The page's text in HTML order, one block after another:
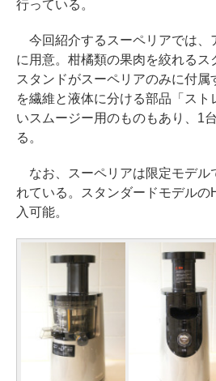
行っている。
今回紹介するスーペリアでは、
に用意。柑橘類の果肉を絞れるス
スタンドがスーペリアのみに付属
を繊維と液体に分ける部品「スト
いスムージー用のものもあり、1
る。
なお、スーペリアは限定モデル
れている。スタンダードモデル
入可能。